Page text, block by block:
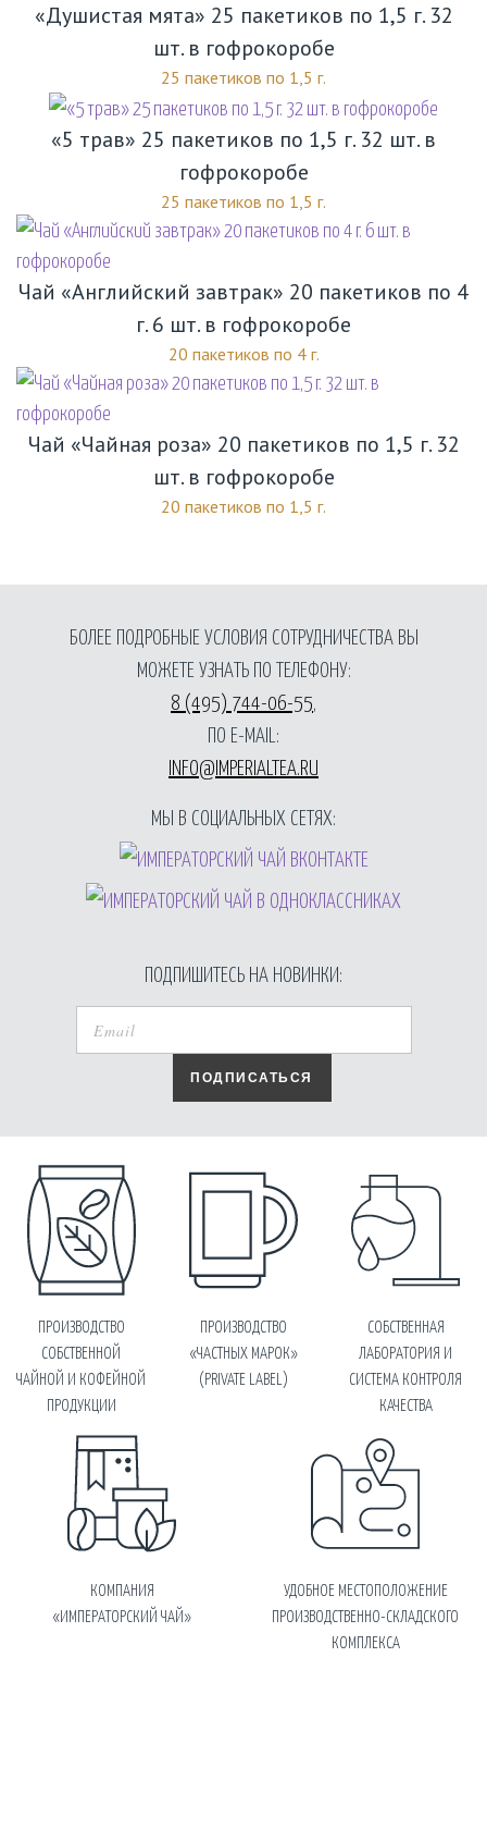
«Душистая мята» 25 пакетиков по 1,5 г. 32
шт. в гофрокоробе
25 пакетиков по 1,5 г.
«5 трав» 25 пакетиков по 1,5 г. 32 шт. в
гофрокоробе
25 пакетиков по 1,5 г.
Чай «Английский завтрак» 20 пакетиков по 4
г. 6 шт. в гофрокоробе
20 пакетиков по 4 г.
Чай «Чайная роза» 20 пакетиков по 1,5 г. 32
шт. в гофрокоробе
20 пакетиков по 1,5 г.
БОЛЕЕ ПОДРОБНЫЕ УСЛОВИЯ СОТРУДНИЧЕСТВА ВЫ
МОЖЕТЕ УЗНАТЬ ПО ТЕЛЕФОНУ:
8 (495) 744-06-55,
ПО E-MAIL:
INFO@IMPERIALTEA.RU
МЫ В СОЦИАЛЬНЫХ СЕТЯХ:
ПОДПИШИТЕСЬ НА НОВИНКИ:
ПОДПИСАТЬСЯ
ПРОИЗВОДСТВО
СОБСТВЕННОЙ
ЧАЙНОЙ И КОФЕЙНОЙ
ПРОДУКЦИИ
ПРОИЗВОДСТВО
«ЧАСТНЫХ МАРОК»
(PRIVATE LABEL)
СОБСТВЕННАЯ
ЛАБОРАТОРИЯ И
СИСТЕМА КОНТРОЛЯ
КАЧЕСТВА
КОМПАНИЯ
«ИМПЕРАТОРСКИЙ ЧАЙ»
УДОБНОЕ МЕСТОПОЛОЖЕНИЕ
ПРОИЗВОДСТВЕННО-СКЛАДСКОГО
КОМПЛЕКСА